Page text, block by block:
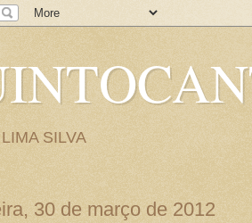
SILVA
30 de março de 2012